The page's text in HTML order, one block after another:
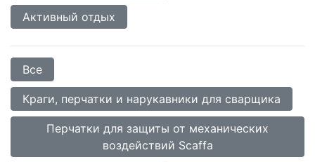
Активный отдых
Все
Краги, перчатки и нарукавники для сварщика
Перчатки для защиты от механических
воздействий Scaffa